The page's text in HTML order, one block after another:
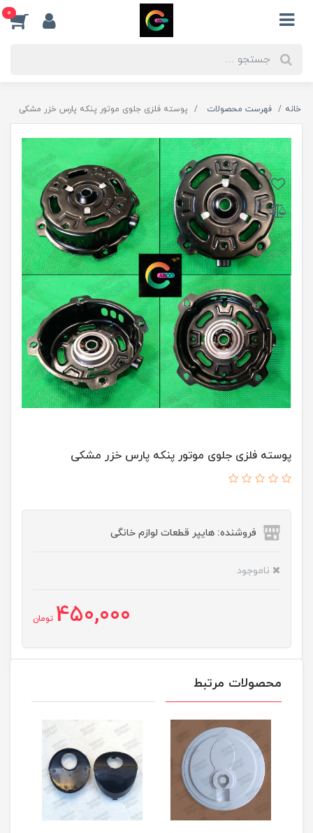
0
خانه فهرست محصولات پوسته فلزی جلوی موتور پنکه پارس خزر مشکی
پوسته فلزی جلوی موتور پنکه پارس خزر مشکی
فروشنده: هایپر قطعات لوازم خانگی
ناموجود
450,000 تومان
محصولات مرتبط